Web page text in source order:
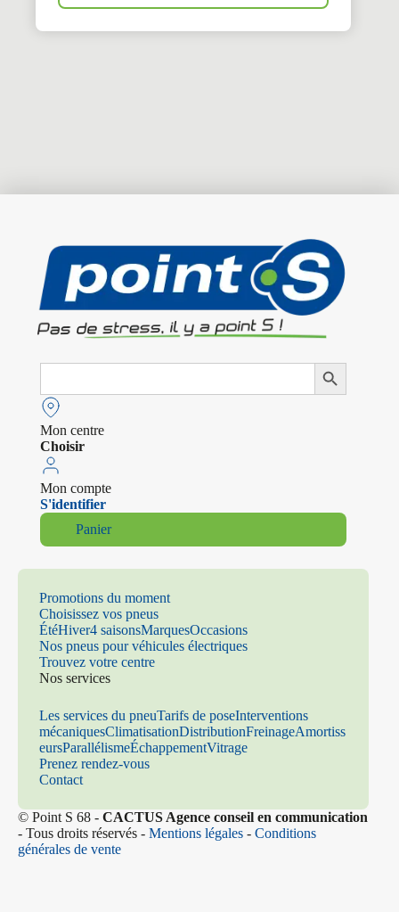
Search
Search Button
Mon centre
Choisir
Mon compte
S'identifier
Panier
Promotions du moment
Choisissez vos pneus
ÉtéHiver4 saisonsMarquesOccasions
Nos pneus pour véhicules électriques
Trouvez votre centre
Nos services
Les services du pneuTarifs de poseInterventions
mécaniquesClimatisationDistributionFreinageAmortiss
eursParallélismeÉchappementVitrage
Prenez rendez-vous
Contact
© Point S 68 - CACTUS Agence conseil en communication
- Tous droits réservés - Mentions légales - Conditions
générales de vente